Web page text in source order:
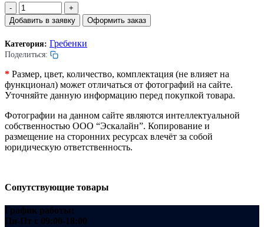
Количество
товара
Гребенка
эскалатора.
Пластик.
Желтая.
22
зуба.
198х105мм.
Добавить в заявку Оформить заказ
Категория: Гребенки
Поделиться:
* Размер, цвет, количество, комплектация (не влияет на
функционал) может отличаться от фотографий на сайте.
Уточняйте данную информацию перед покупкой товара.
Фотографии на данном сайте являются интеллектуальной
собственностью ООО “Эскалайн”. Копирование и
размещение на сторонних ресурсах влечёт за собой
юридическую ответственность.
Сопутствующие товары
График работы:
Пн-Пт с 09:00-18:00